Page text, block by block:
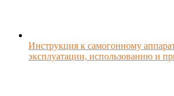
Инструкция к самогонному
эксплуатации, использованию и